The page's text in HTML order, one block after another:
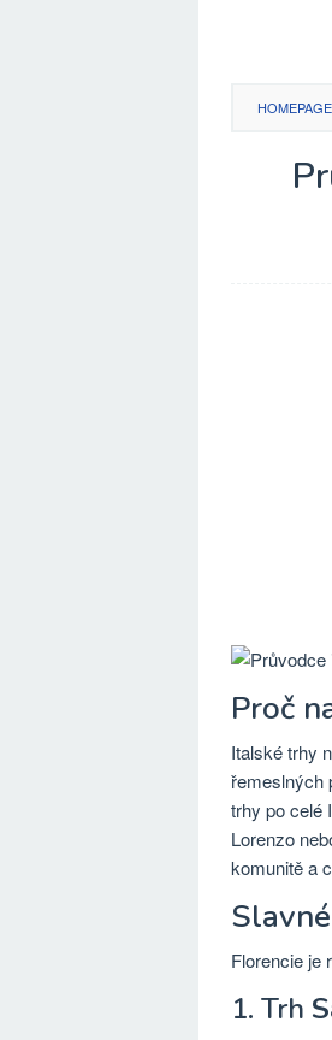
HOMEPAGE
Proč
Italské trhy
řemeslných
trhy po celé
Lorenzo
komunitě a
Florencie je
1. Trh